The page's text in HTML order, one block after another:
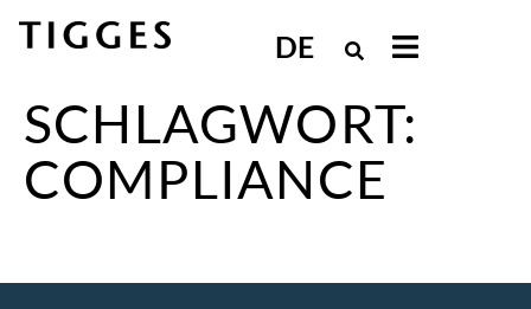
DE
SCHLAGWORT:
COMPLIANCE